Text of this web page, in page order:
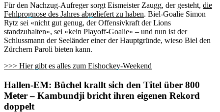
Für den Nachzug-Aufreger sorgt Eismeister Zaugg, der gesteht, die
Fehlprognose des Jahres abgeliefert zu haben. Biel-Goalie Simon
Rytz sei «nicht gut genug, der Offensivkraft der Lions
standzuhalten», sei «kein Playoff-Goalie» – und nun ist der
Schlussmann der Seeländer einer der Hauptgründe, wieso Biel den
Zürchern Paroli bieten kann.
>>> Hier gibt es alles zum Eishockey-Weekend
Hallen-EM: Büchel krallt sich den Titel über 800
Meter – Kambundji bricht ihren eigenen Rekord
doppelt